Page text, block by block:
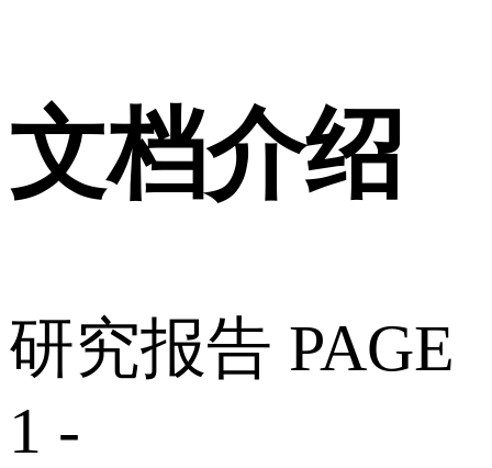
文档介绍
研究报告 PAGE
1 -